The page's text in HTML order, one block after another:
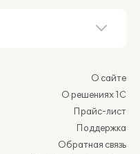
О сайте
О решениях 1С
Прайс-лист
Поддержка
Обратная связь